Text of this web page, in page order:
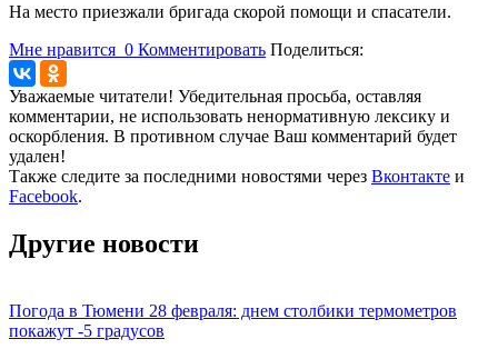
На место приезжали бригада скорой помощи и спасатели.
Мне нравится 0 Комментировать Поделиться:
Уважаемые читатели! Убедительная просьба, оставляя
комментарии, не использовать ненормативную лексику и
оскорбления. В противном случае Ваш комментарий будет
удален!
Также следите за последними новостями через Вконтакте и
Facebook.
Другие новости
Погода в Тюмени 28 февраля: днем столбики термометров
покажут -5 градусов